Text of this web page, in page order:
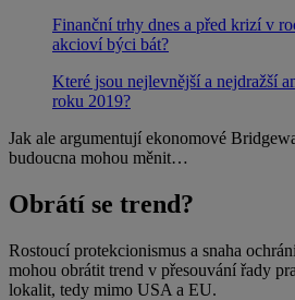
Finanční trhy dnes a před krizí v
akcioví býci bát?
Které jsou nejlevnější a nejdražší
roku 2019?
Jak ale argumentují ekonomové
budoucna mohou měnit…
Obrátí se trend?
Rostoucí protekcionismus a snaha
mohou obrátit trend v přesouvání řady
lokalit, tedy mimo USA a EU.